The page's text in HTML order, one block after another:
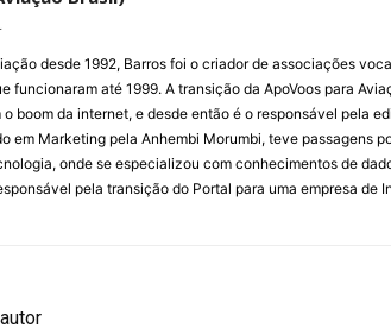
desde 1992, Barros foi o criador de associações
funcionaram até 1999. A transição da ApoVoos para
boom da internet, e desde então é o responsável pela
em Marketing pela Anhembi Morumbi, teve passagens
onde se especializou com conhecimentos de
pela transição do Portal para uma empresa de